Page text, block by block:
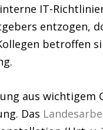
IT-
entzogen,
betroffen
aus wichtigem
Das